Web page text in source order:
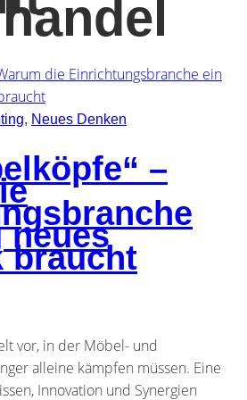
, Neues Denken
–
braucht
vor, in der Möbel- und
alleine kämpfen müssen. Eine
Innovation und Synergien